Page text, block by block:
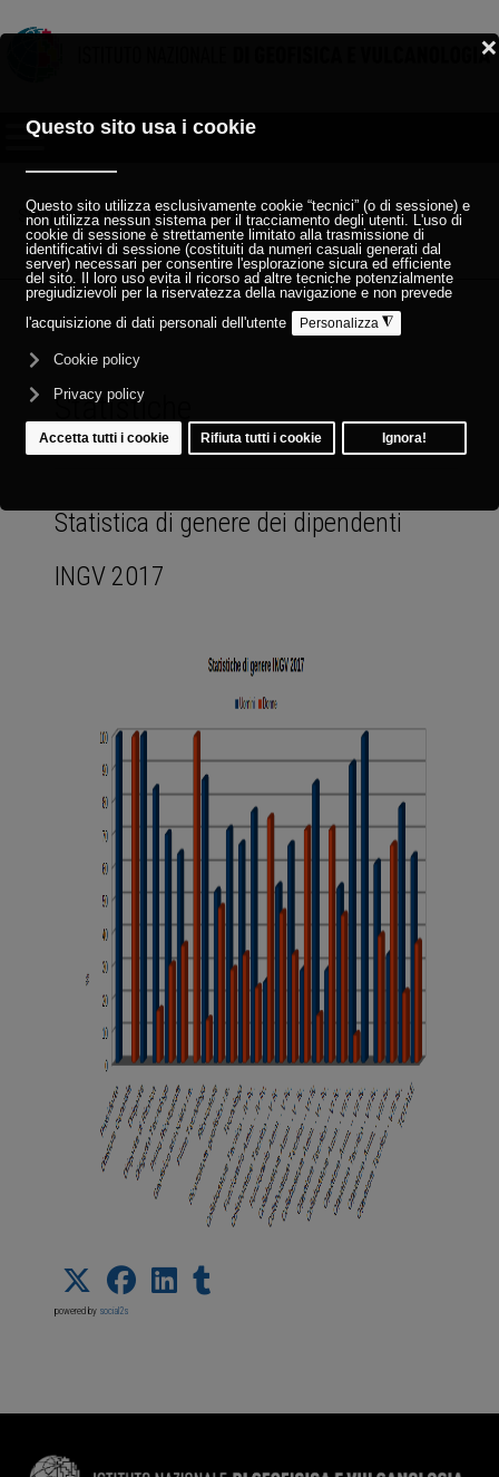
Sei qui:Home Organi e strutture
cug
Statistica di genere dei dipendenti INGV 2017
Statistiche
Statistica di genere dei dipendenti
INGV 2017
powered by social2s